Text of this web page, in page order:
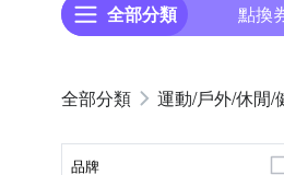
全部分類 點換
運動/戶外/休閒/
品牌